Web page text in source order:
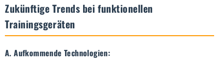
Zukünftige Trends bei funktionellen
Trainingsgeräten
A. Aufkommende Technologien: